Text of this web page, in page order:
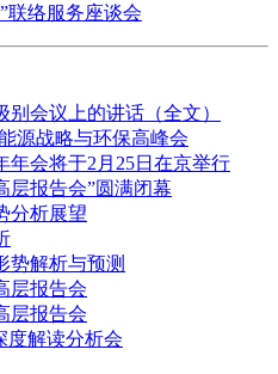
联络服务座谈会
会议上的讲话（全文）
源战略与环保高峰会
年会将于2月25日在京举行
层报告会”圆满闭幕
分析展望
势解析与预测
层报告会
层报告会
度解读分析会